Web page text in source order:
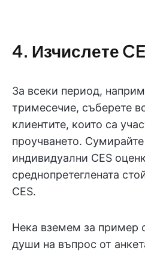
4. Изчислете
За всеки период,
тримесечие, съберете
клиентите, които са
проучването.
индивидуални CES
среднопретеглената
CES.
Нека вземем за пример
души на въпрос от